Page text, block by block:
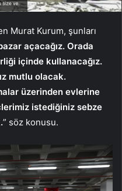
Murat Kurum, şunları
açacağız. Orada
içinde kullanacağız.
mutlu olacak.
üzerinden evlerine
istediğiniz sebze
” söz konusu.